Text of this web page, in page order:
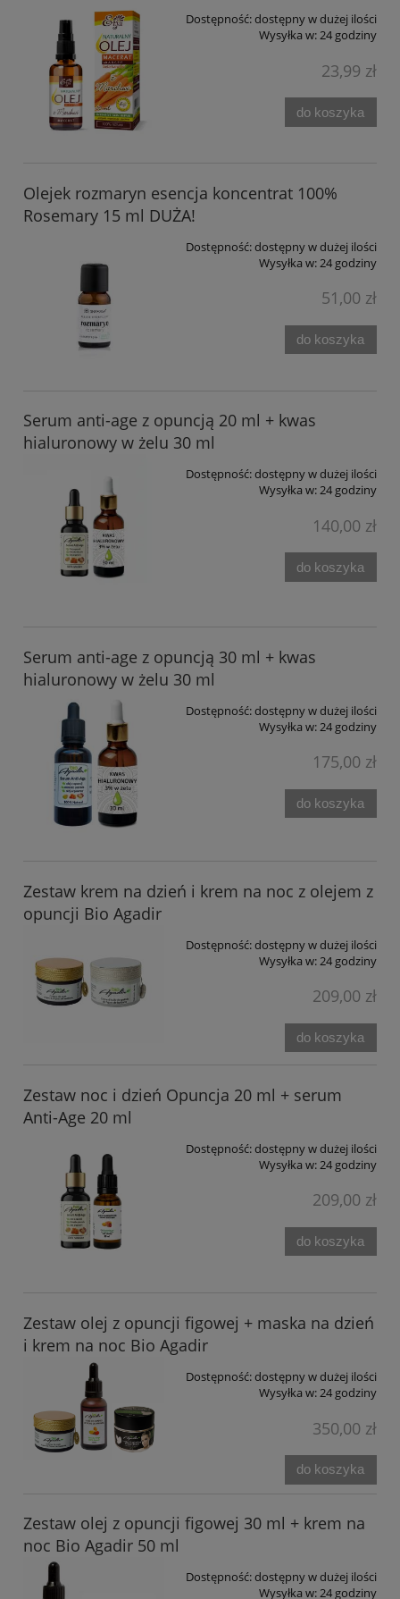
Dostępność:dostępny w dużej ilości
Wysyłka w:24 godziny
23,99 zł
do koszyka
Olejek rozmaryn esencja koncentrat 100%
Rosemary 15 ml DUŻA!
Dostępność:dostępny w dużej ilości
Wysyłka w:24 godziny
51,00 zł
do koszyka
Serum anti-age z opuncją 20 ml + kwas
hialuronowy w żelu 30 ml
Dostępność:dostępny w dużej ilości
Wysyłka w:24 godziny
140,00 zł
do koszyka
Serum anti-age z opuncją 30 ml + kwas
hialuronowy w żelu 30 ml
Dostępność:dostępny w dużej ilości
Wysyłka w:24 godziny
175,00 zł
do koszyka
Zestaw krem na dzień i krem na noc z olejem z
opuncji Bio Agadir
Dostępność:dostępny w dużej ilości
Wysyłka w: 24 godziny
209,00 zł
do koszyka
Zestaw noc i dzień Opuncja 20 ml + serum
Anti-Age 20 ml
Dostępność:dostępny w dużej ilości
Wysyłka w:24 godziny
209,00 zł
do koszyka
Zestaw olej z opuncji figowej + maska na dzień
i krem na noc Bio Agadir
Dostępność:dostępny w dużej ilości
Wysyłka w:24 godziny
350,00 zł
do koszyka
Zestaw olej z opuncji figowej 30 ml + krem na
noc Bio Agadir 50 ml
Dostępność:dostępny w dużej ilości
Wysyłka w:24 godziny